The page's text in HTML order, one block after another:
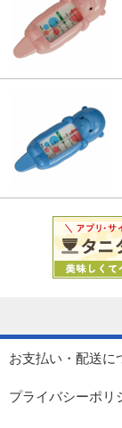
お支払い・配送に
プライバシーポリ